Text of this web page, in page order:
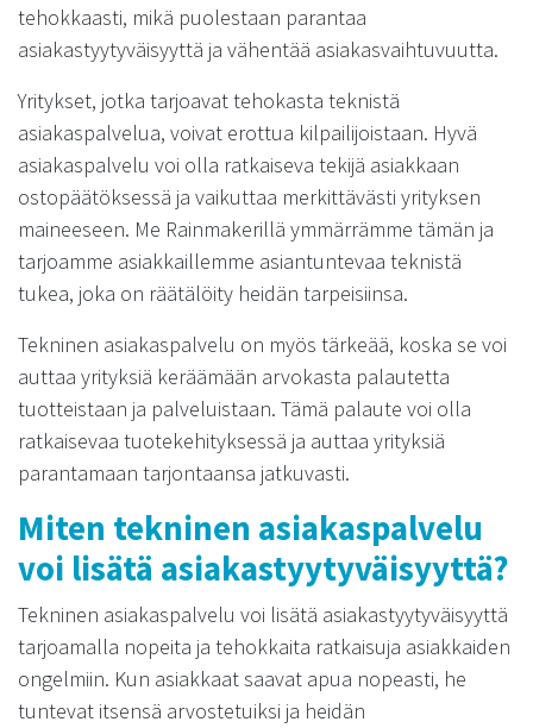
tehokkaasti, mikä puolestaan parantaa
asiakastyytyväisyyttä ja vähentää asiakasvaihtuvuutta.
Yritykset, jotka tarjoavat tehokasta teknistä
asiakaspalvelua, voivat erottua kilpailijoistaan. Hyvä
asiakaspalvelu voi olla ratkaiseva tekijä asiakkaan
ostopäätöksessä ja vaikuttaa merkittävästi yrityksen
maineeseen. Me Rainmakerillä ymmärrämme tämän ja
tarjoamme asiakkaillemme asiantuntevaa teknistä
tukea, joka on räätälöity heidän tarpeisiinsa.
Tekninen asiakaspalvelu on myös tärkeää, koska se voi
auttaa yrityksiä keräämään arvokasta palautetta
tuotteistaan ja palveluistaan. Tämä palaute voi olla
ratkaisevaa tuotekehityksessä ja auttaa yrityksiä
parantamaan tarjontaansa jatkuvasti.
Miten tekninen asiakaspalvelu
voi lisätä asiakastyytyväisyyttä?
Tekninen asiakaspalvelu voi lisätä asiakastyytyväisyyttä
tarjoamalla nopeita ja tehokkaita ratkaisuja asiakkaiden
ongelmiin. Kun asiakkaat saavat apua nopeasti, he
tuntevat itsensä arvostetuiksi ja heidän